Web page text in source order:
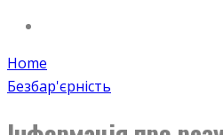
Home
Безбар'єрність